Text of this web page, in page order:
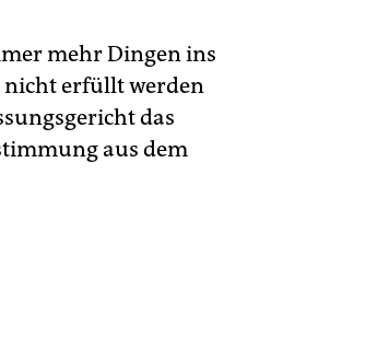
mehr Dingen ins
nicht erfüllt werden
das
aus dem